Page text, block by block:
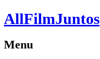
AllFilmJuntos
Menu